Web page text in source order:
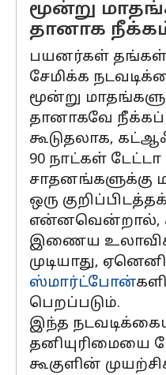
மூன்று
தானாக
பயனர்கள்
சேமிக்க
மூன்று
தானாகவே
கூடுதலாக,
90 நாட்கள் டேட்டா
சாதனங்களுக்கு
ஒரு
என்னவென்றால்,
இணைய
முடியாது,
ஸ்மார்ட்போன்
பெறப்படும்.
இந்த
தனியுரிமையை
கூகுளின்